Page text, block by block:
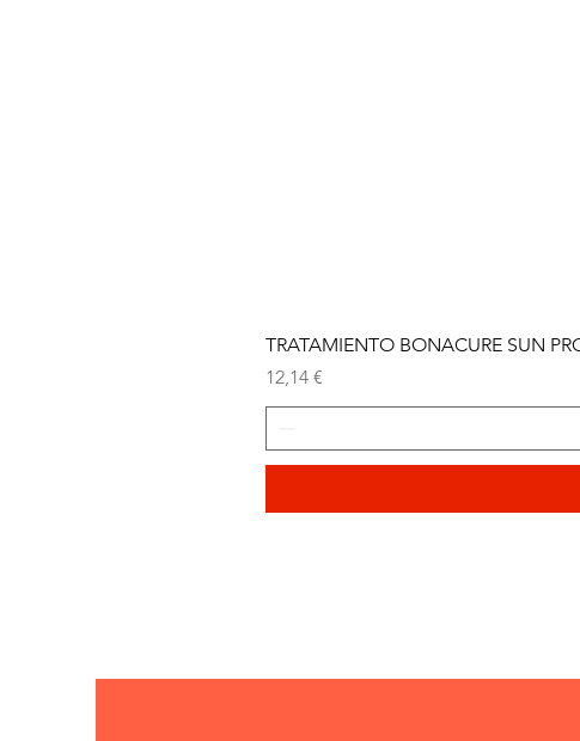
TRATAMIENTO BONACURE SUN
Precio
12,14 €